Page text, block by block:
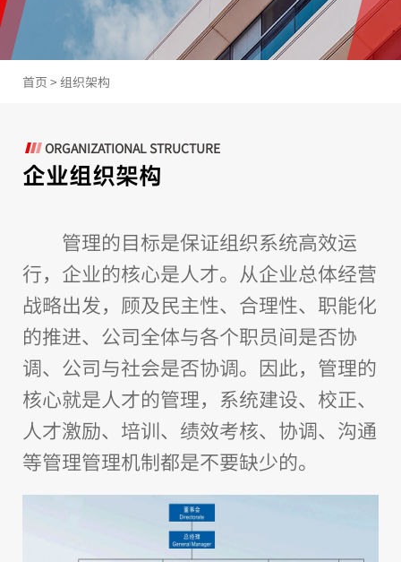
首页 > 组织架构
ORGANIZATIONAL STRUCTURE
企业组织架构
管理的目标是保证组织系统高效运
行，企业的核心是人才。从企业总体经营
战略出发，顾及民主性、合理性、职能化
的推进、公司全体与各个职员间是否协
调、公司与社会是否协调。因此，管理的
核心就是人才的管理，系统建设、校正、
人才激励、培训、绩效考核、协调、沟通
等管理管理机制都是不要缺少的。